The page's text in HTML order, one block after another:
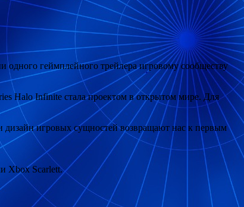
одного геймплейного трейлера игровому сообществу
Halo Infinite стала проектом в открытом мире. Для
дизайн игровых сущностей возвращают нас к первым
Xbox Scarlett.